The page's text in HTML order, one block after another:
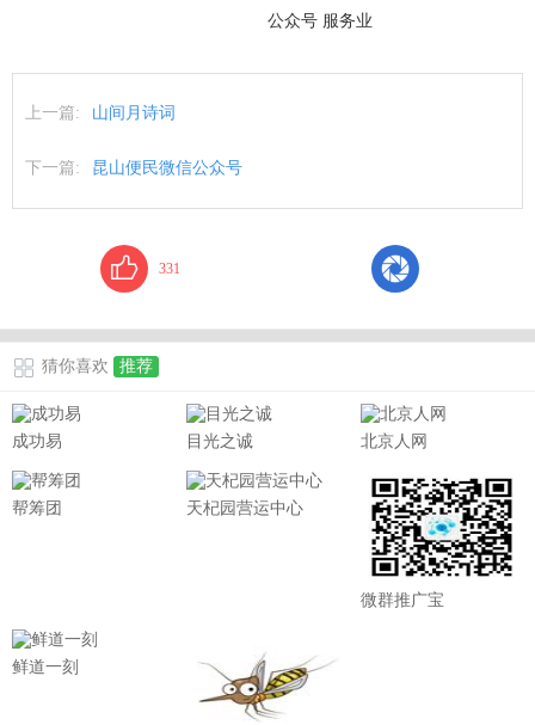
公众号 服务业
上一篇: 山间月诗词
下一篇: 昆山便民微信公众号
331
猜你喜欢 推荐
成功易 目光之诚 北京人网
帮筹团 天杞园营运中心
微群推广宝
鲜道一刻